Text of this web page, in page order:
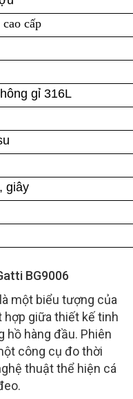
cấp
gỉ 316L
giây
BG9006
một biểu tượng của
hợp giữa thiết kế tinh
hồ hàng đầu. Phiên
công cụ đo thời
thuật thể hiện cá